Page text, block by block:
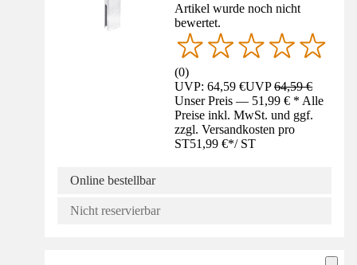
Artikel wurde noch nicht
bewertet.
(0)
UVP: 64,59 €UVP64,59 €
Unser Preis — 51,99 € * Alle
Preise inkl. MwSt. und ggf.
zzgl. Versandkosten pro
ST51,99 €*/ ST
Online bestellbar
Nicht reservierbar